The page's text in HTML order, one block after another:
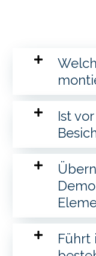
Ist
Führt